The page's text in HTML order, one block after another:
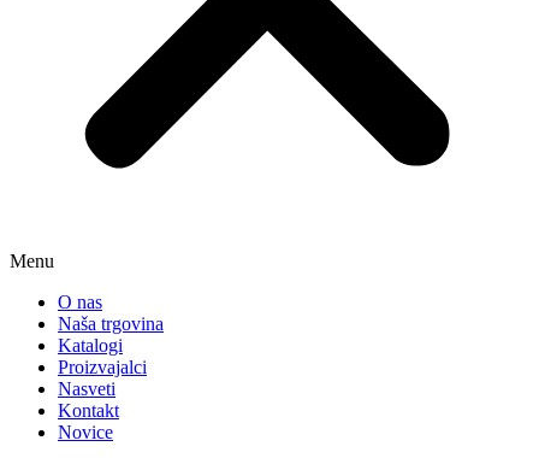
Menu
O nas
Naša trgovina
Katalogi
Proizvajalci
Nasveti
Kontakt
Novice